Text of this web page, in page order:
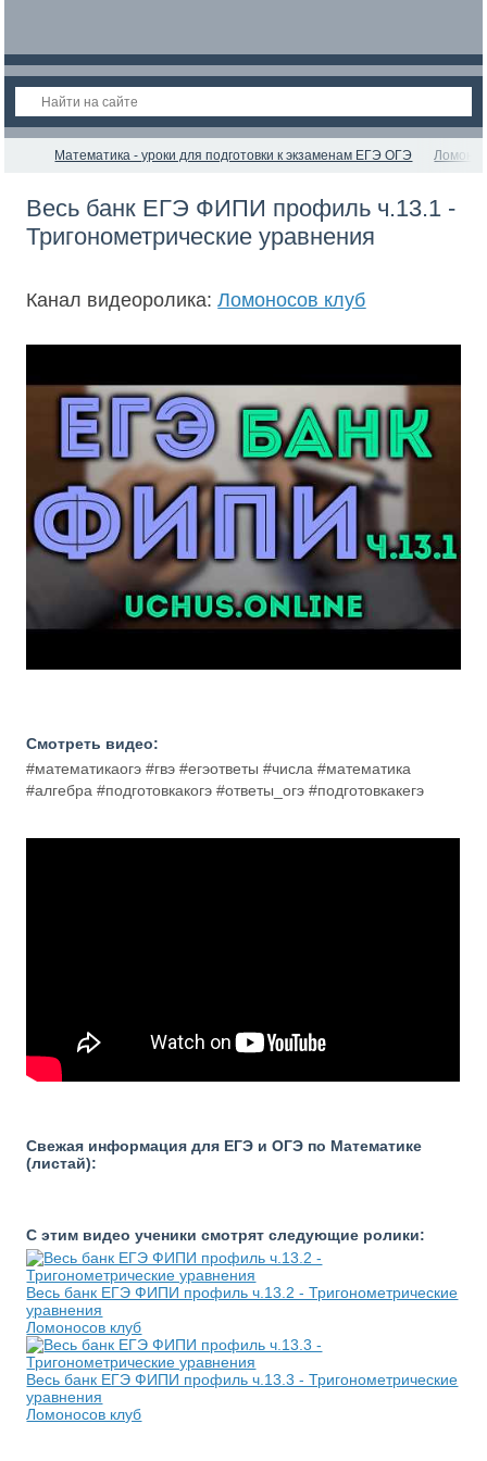
Математика - уроки для подготовки к экзаменам ЕГЭ ОГЭ
Весь банк ЕГЭ ФИПИ профиль ч.13.1 -
Тригонометрические уравнения
Канал видеоролика:Ломоносов клуб
Смотреть видео:
#математикаогэ #гвэ #егэответы #числа #математика
#алгебра #подготовкакогэ #ответы_огэ #подготовкакегэ
Свежая информация для ЕГЭ и ОГЭ по Математике
(листай):
С этим видео ученики смотрят следующие ролики:
Весь банк ЕГЭ ФИПИ профиль ч.13.2 - Тригонометрические
уравнения
Ломоносов клуб
Весь банк ЕГЭ ФИПИ профиль ч.13.3 - Тригонометрические
уравнения
Ломоносов клуб